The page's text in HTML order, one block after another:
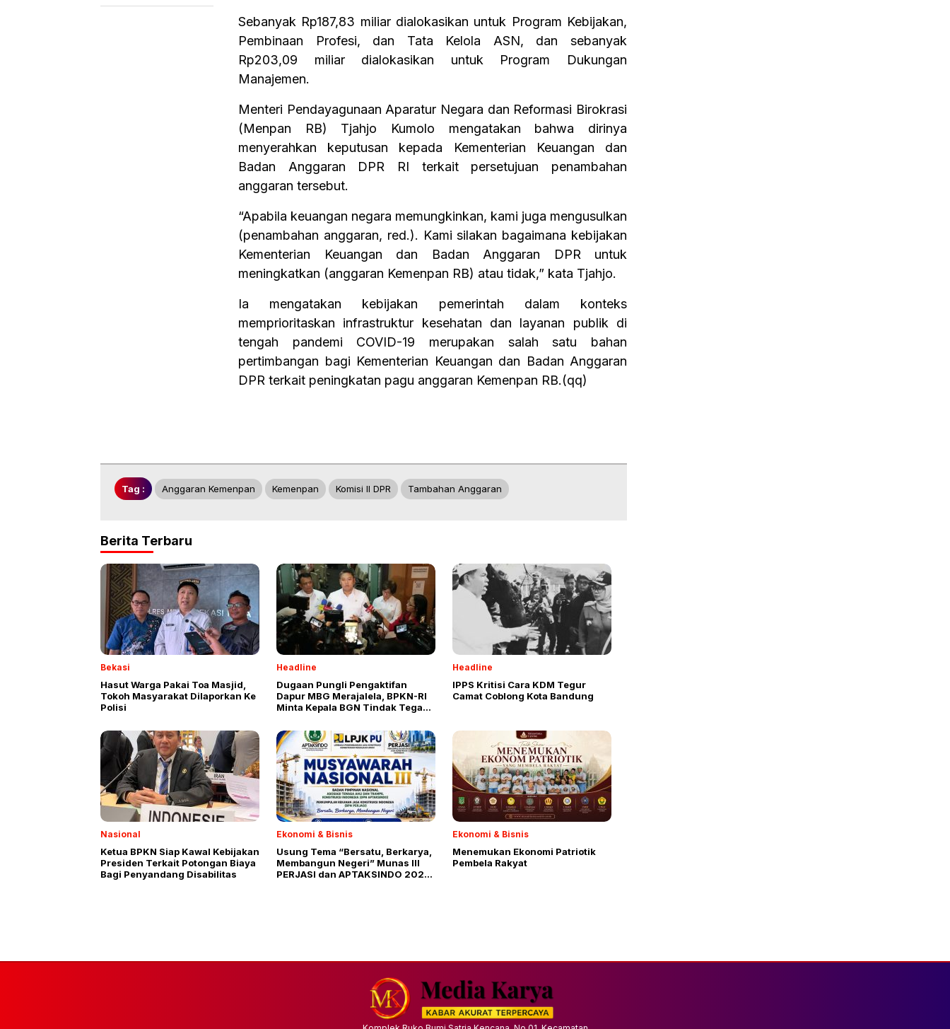
Sebanyak Rp187,83 miliar dialokasikan untuk Program Kebijakan,
Pembinaan Profesi, dan Tata Kelola ASN, dan sebanyak
Rp203,09 miliar dialokasikan untuk Program Dukungan
Manajemen.
Menteri Pendayagunaan Aparatur Negara dan Reformasi Birokrasi
(Menpan RB) Tjahjo Kumolo mengatakan bahwa dirinya
menyerahkan keputusan kepada Kementerian Keuangan dan
Badan Anggaran DPR RI terkait persetujuan penambahan
anggaran tersebut.
“Apabila keuangan negara memungkinkan, kami juga mengusulkan
(penambahan anggaran, red.). Kami silakan bagaimana kebijakan
Kementerian Keuangan dan Badan Anggaran DPR untuk
meningkatkan (anggaran Kemenpan RB) atau tidak,” kata Tjahjo.
Ia mengatakan kebijakan pemerintah dalam konteks
memprioritaskan infrastruktur kesehatan dan layanan publik di
tengah pandemi COVID-19 merupakan salah satu bahan
pertimbangan bagi Kementerian Keuangan dan Badan Anggaran
DPR terkait peningkatan pagu anggaran Kemenpan RB.(qq)
Tag : Anggaran Kemenpan Kemenpan Komisi II DPR Tambahan Anggaran
Berita Terbaru
Bekasi
Hasut Warga Pakai Toa Masjid,
Tokoh Masyarakat Dilaporkan Ke
Polisi
Headline
Dugaan Pungli Pengaktifan
Dapur MBG Merajalela, BPKN-RI
Minta Kepala BGN Tindak Tegas
Headline
IPPS Kritisi Cara KDM Tegur
Camat Coblong Kota Bandung
Nasional
Ketua BPKN Siap Kawal Kebijakan
Presiden Terkait Potongan Biaya
Bagi Penyandang Disabilitas
Ekonomi & Bisnis
Usung Tema “Bersatu, Berkarya,
Membangun Negeri” Munas III
PERJASI dan APTAKSINDO 2026
Ekonomi & Bisnis
Menemukan Ekonomi Patriotik
Pembela Rakyat